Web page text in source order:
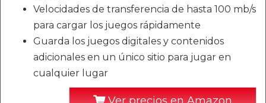
Velocidades de transferencia de hasta 100 mb/s
para cargar los juegos rápidamente
Guarda los juegos digitales y contenidos
adicionales en un único sitio para jugar en
cualquier lugar